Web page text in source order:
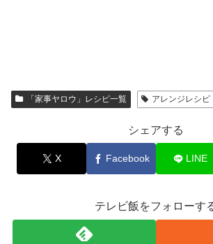
「家事ヤロウ」レシピ一覧 アレンジレシピ
シェアする
X Facebook LINE
テレビ飯をフォローす